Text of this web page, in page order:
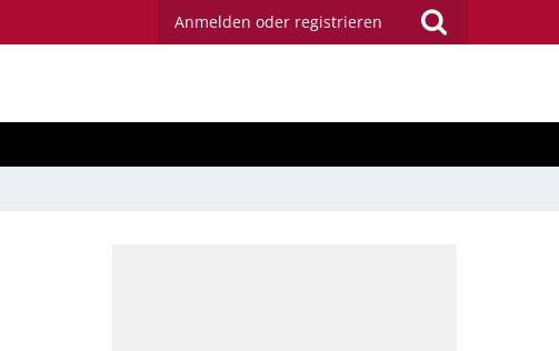
Anmelden oder registrieren